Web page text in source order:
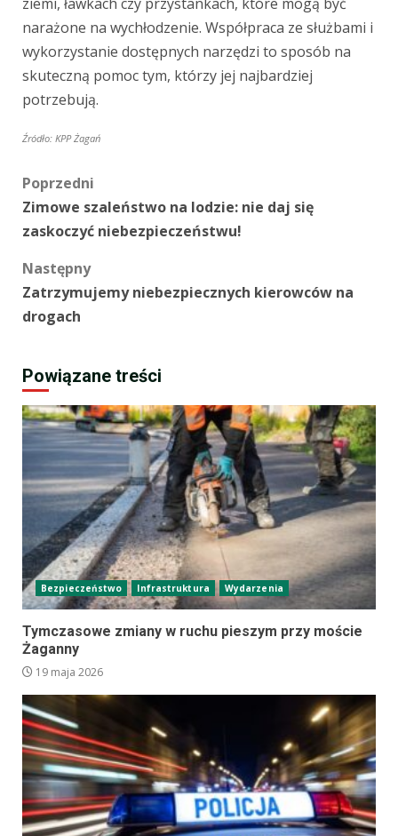
narażone na wychłodzenie. Współpraca ze służbami i
wykorzystanie dostępnych narzędzi to sposób na
skuteczną pomoc tym, którzy jej najbardziej
potrzebują.
Źródło: KPP Żagań
Zobacz
wpisy
Poprzedni
Zimowe szaleństwo na lodzie: nie daj się
zaskoczyć niebezpieczeństwu!
Następny
Zatrzymujemy niebezpiecznych kierowców na
drogach
Powiązane treści
Bezpieczeństwo Infrastruktura Wydarzenia
Tymczasowe zmiany w ruchu pieszym przy moście
Żaganny
19 maja 2026